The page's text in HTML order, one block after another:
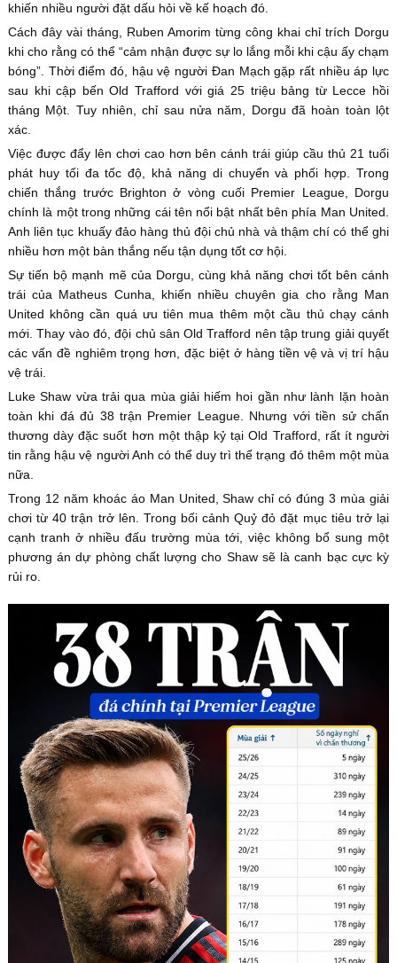
khiến nhiều người đặt dấu hỏi về kế hoạch đó.
Cách đây vài tháng, Ruben Amorim từng công khai chỉ trích Dorgu
khi cho rằng có thể “cảm nhận được sự lo lắng mỗi khi cậu ấy chạm
bóng”. Thời điểm đó, hậu vệ người Đan Mạch gặp rất nhiều áp lực
sau khi cập bến Old Trafford với giá 25 triệu bảng từ Lecce hồi
tháng Một. Tuy nhiên, chỉ sau nửa năm, Dorgu đã hoàn toàn lột
xác.
Việc được đẩy lên chơi cao hơn bên cánh trái giúp cầu thủ 21 tuổi
phát huy tối đa tốc độ, khả năng di chuyển và phối hợp. Trong
chiến thắng trước Brighton ở vòng cuối Premier League, Dorgu
chính là một trong những cái tên nổi bật nhất bên phía Man United.
Anh liên tục khuấy đảo hàng thủ đội chủ nhà và thậm chí có thể ghi
nhiều hơn một bàn thắng nếu tận dụng tốt cơ hội.
Sự tiến bộ mạnh mẽ của Dorgu, cùng khả năng chơi tốt bên cánh
trái của Matheus Cunha, khiến nhiều chuyên gia cho rằng Man
United không cần quá ưu tiên mua thêm một cầu thủ chạy cánh
mới. Thay vào đó, đội chủ sân Old Trafford nên tập trung giải quyết
các vấn đề nghiêm trọng hơn, đặc biệt ở hàng tiền vệ và vị trí hậu
vệ trái.
Luke Shaw vừa trải qua mùa giải hiếm hoi gần như lành lặn hoàn
toàn khi đá đủ 38 trận Premier League. Nhưng với tiền sử chấn
thương dày đặc suốt hơn một thập kỷ tại Old Trafford, rất ít người
tin rằng hậu vệ người Anh có thể duy trì thể trạng đó thêm một mùa
nữa.
Trong 12 năm khoác áo Man United, Shaw chỉ có đúng 3 mùa giải
chơi từ 40 trận trở lên. Trong bối cảnh Quỷ đỏ đặt mục tiêu trở lại
cạnh tranh ở nhiều đấu trường mùa tới, việc không bổ sung một
phương án dự phòng chất lượng cho Shaw sẽ là canh bạc cực kỳ
rủi ro.